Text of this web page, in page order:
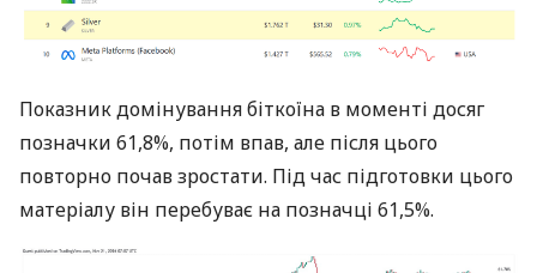
Показник домінування біткоїна в моменті досяг
позначки 61,8%, потім впав, але після цього
повторно почав зростати. Під час підготовки цього
матеріалу він перебуває на позначці 61,5%.